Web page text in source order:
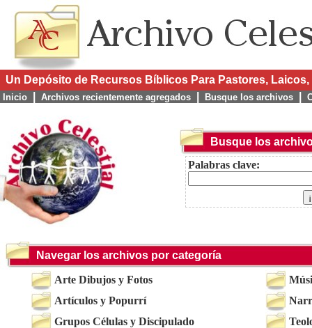
Un Depósito de Recursos Bíblicos Para Pastores,
Inicio Archivos recientemente agregados Busque los archivos
Busque los
Palabras clave:
Navegar los archivos por categoría
Arte Dibujos y Fotos
Artículos y Popurrí
Grupos Células y Discipulado